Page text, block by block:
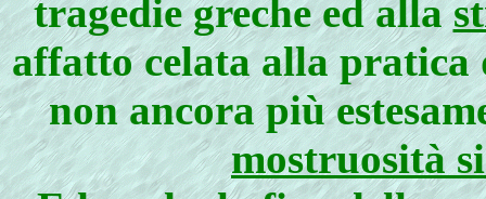
tragedie greche ed alla
affatto celata alla
non ancora più
mostruosità